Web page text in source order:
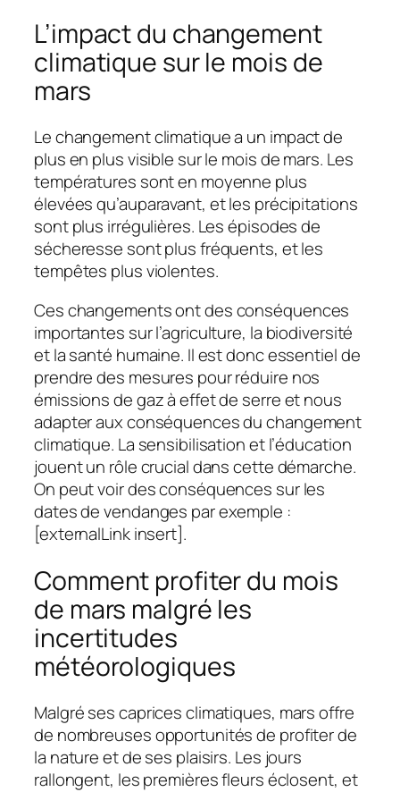
L’impact du changement
climatique sur le mois de
mars
Le changement climatique a un impact de
plus en plus visible sur le mois de mars. Les
températures sont en moyenne plus
élevées qu’auparavant, et les précipitations
sont plus irrégulières. Les épisodes de
sécheresse sont plus fréquents, et les
tempêtes plus violentes.
Ces changements ont des conséquences
importantes sur l’agriculture, la biodiversité
et la santé humaine. Il est donc essentiel de
prendre des mesures pour réduire nos
émissions de gaz à effet de serre et nous
adapter aux conséquences du changement
climatique. La sensibilisation et l’éducation
jouent un rôle crucial dans cette démarche.
On peut voir des conséquences sur les
dates de vendanges par exemple :
[externalLink insert].
Comment profiter du mois
de mars malgré les
incertitudes
météorologiques
Malgré ses caprices climatiques, mars offre
de nombreuses opportunités de profiter de
la nature et de ses plaisirs. Les jours
rallongent, les premières fleurs éclosent, et